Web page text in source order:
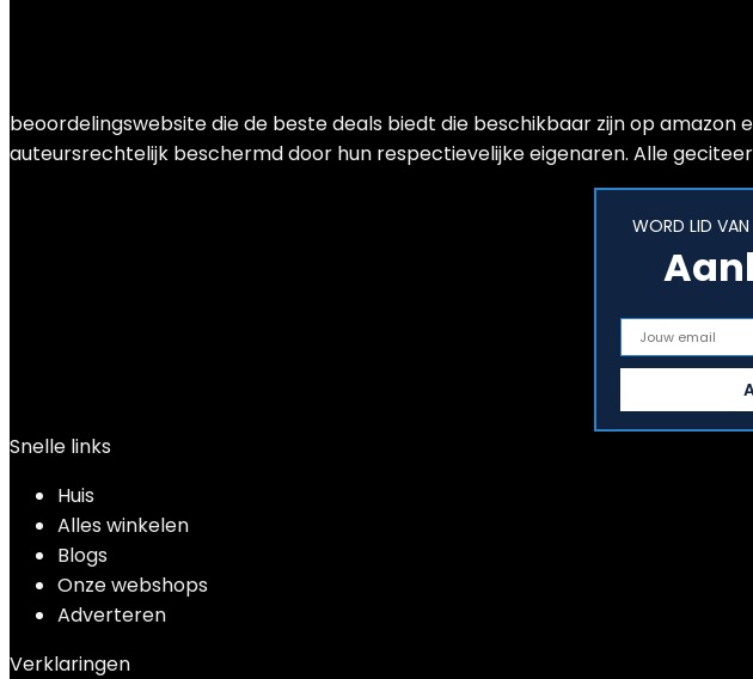
beoordelingswebsite die de beste deals biedt die beschikbaar zijn op
auteursrechtelijk beschermd door hun respectievelijke eigenaren. Alle
WORD LID
Snelle links
Huis
Alles winkelen
Blogs
Onze webshops
Adverteren
Verklaringen